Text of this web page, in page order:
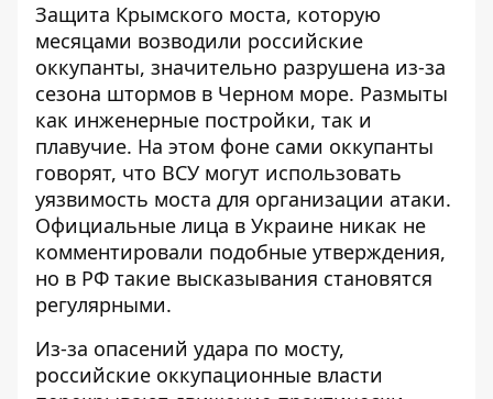
Защита Крымского моста, которую
месяцами возводили российские
оккупанты, значительно разрушена из-за
сезона штормов в Черном море. Размыты
как инженерные постройки, так и
плавучие. На этом фоне сами оккупанты
говорят, что ВСУ могут использовать
уязвимость моста для организации атаки.
Официальные лица в Украине никак не
комментировали подобные утверждения,
но в РФ такие высказывания становятся
регулярными.
Из-за опасений удара по мосту,
российские оккупационные власти